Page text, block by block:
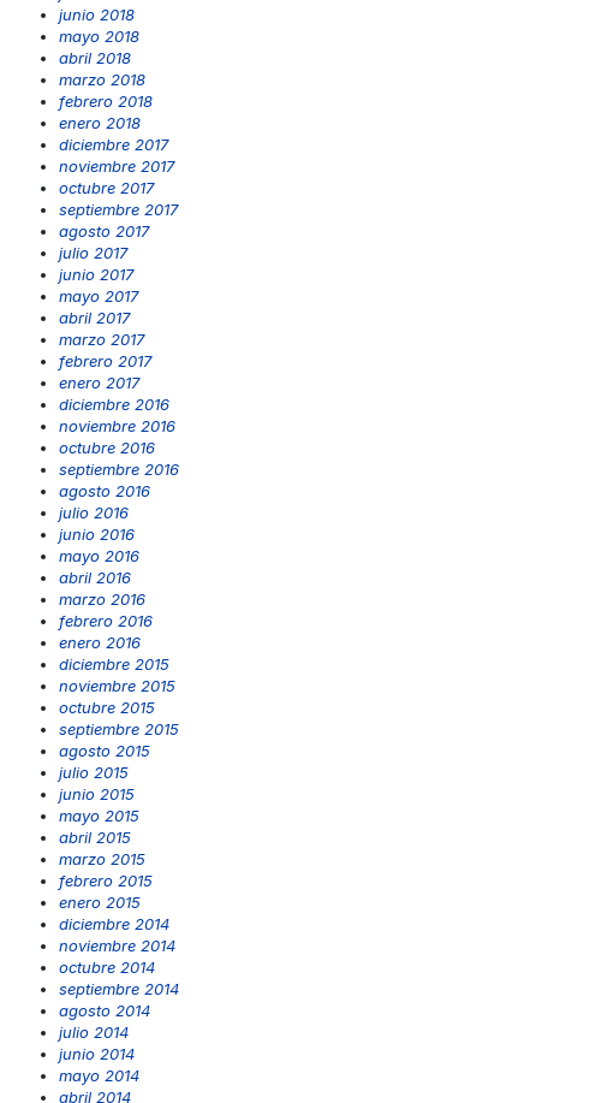
junio 2018
mayo 2018
abril 2018
marzo 2018
febrero 2018
enero 2018
diciembre 2017
noviembre 2017
octubre 2017
septiembre 2017
agosto 2017
julio 2017
junio 2017
mayo 2017
abril 2017
marzo 2017
febrero 2017
enero 2017
diciembre 2016
noviembre 2016
octubre 2016
septiembre 2016
agosto 2016
julio 2016
junio 2016
mayo 2016
abril 2016
marzo 2016
febrero 2016
enero 2016
diciembre 2015
noviembre 2015
octubre 2015
septiembre 2015
agosto 2015
julio 2015
junio 2015
mayo 2015
abril 2015
marzo 2015
febrero 2015
enero 2015
diciembre 2014
noviembre 2014
octubre 2014
septiembre 2014
agosto 2014
julio 2014
junio 2014
mayo 2014
abril 2014